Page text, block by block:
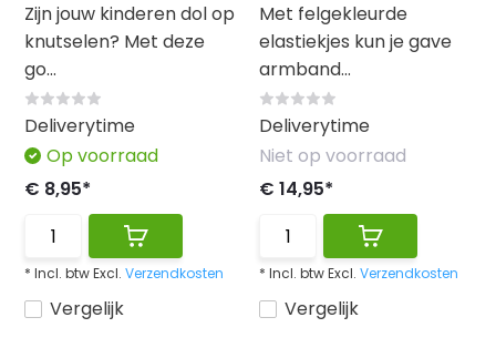
Zijn jouw kinderen dol op
knutselen? Met deze
go...
Vergelijk
Deliverytime
Op voorraad
€ 8,95*
* Incl. btw Excl.Verzendkosten
Met felgekleurde
elastiekjes kun je gave
armband...
Vergelijk
Deliverytime
Niet op voorraad
€ 14,95*
* Incl. btw Excl. Verzendkosten